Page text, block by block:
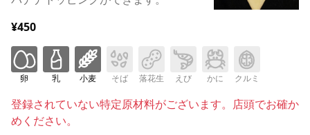
¥450
卵 乳 小麦 そば 落花生 えび かに クルミ
登録されていない特定原材料がございます。店頭でお確か
めください。